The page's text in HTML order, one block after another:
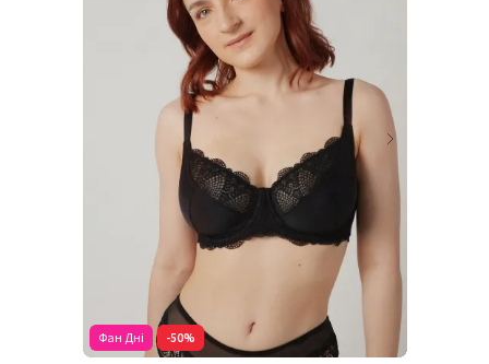
Фан Дні -50%